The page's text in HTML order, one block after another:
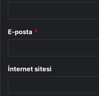
E-posta *
İnternet sitesi